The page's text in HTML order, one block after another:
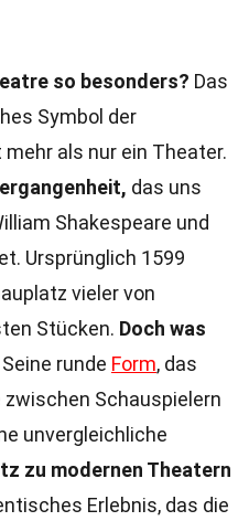
so besonders? Das
Symbol der
als nur ein Theater.
das uns
Shakespeare und
Ursprünglich 1599
vieler von
Stücken. Doch was
Seine runde Form, das
Schauspielern
unvergleichliche
zu modernen Theatern
Erlebnis, das die